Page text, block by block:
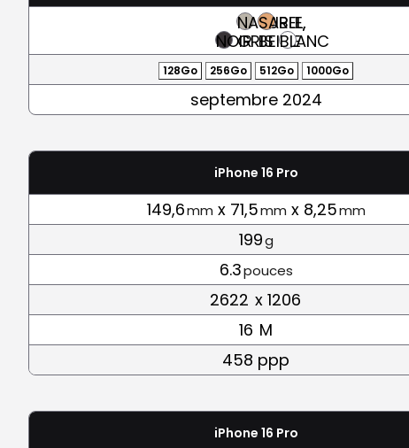
NOIR
NATUREL,
GRIS
SABLE,
BEIGEBLANC
128Go 256Go 512Go 1000Go
septembre 2024
iPhone 16 Pro
149,6mm x 71,5mm x 8,25mm
199g
6.3pouces
2622 x 1206
16 M
458 ppp
iPhone 16 Pro